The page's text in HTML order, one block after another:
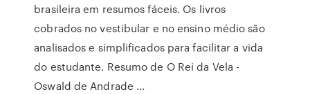
brasileira em resumos fáceis. Os livros
cobrados no vestibular e no ensino médio são
analisados e simplificados para facilitar a vida
do estudante. Resumo de O Rei da Vela -
Oswald de Andrade ...